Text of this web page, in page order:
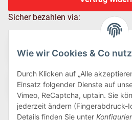
Wie wir Cookies & Co
Durch Klicken auf „Alle
Einsatz folgender Dienste auf
Vimeo, ReCaptcha, uptain. Sie
jederzeit ändern (Fingerabdruck-
Details finden Sie unter
Sicher bezahlen via: